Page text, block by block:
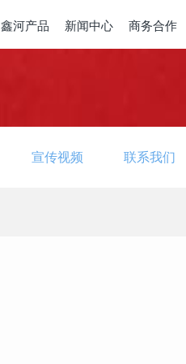
鑫河产品 新闻中心 商务合作
宣传视频 联系我们